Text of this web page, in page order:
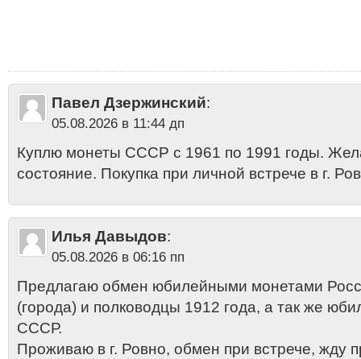
Павел Дзержинский:
05.08.2026 в 11:44 дп
Куплю монеты СССР с 1961 по 1991 годы.
состояние. Покупка при личной встрече в г.
Илья Давыдов:
05.08.2026 в 06:16 пп
Предлагаю обмен юбилейными монетами
(города) и полководцы 1912 года, а так же
СССР.
Проживаю в г. Ровно, обмен при встрече, жду